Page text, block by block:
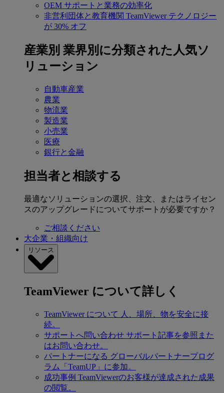
OEM サポートと業務の効率化
非営利団体と教育機関 TeamViewer テクノロジー
が 30% オフ
産業別 業界別に分類された人気ソ
リューション
自動車産業
農業
物流業
製造業
小売業
医療
銀行と金融
担当者と相談する
最適なソリューションの選択、注文、またはライセン
スのアップグレードについてサポートが必要ですか？
ご相談ください
大企業・組織向け
リソース
TeamViewer について詳しく
TeamViewer について 人、場所、物を安全に接
続。
サポートへ問い合わせ サポート記事を参照また
はお問い合わせ。
パートナーになる グローバルパートナープログ
ラム「TeamUP」に参加。
成功事例 TeamViewerのお客様が達成された成果
の閲覧。